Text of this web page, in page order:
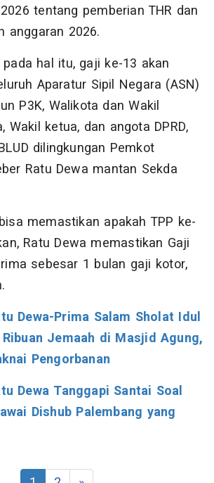
tentang pemberian THR dan
anggaran 2026.
hal itu, gaji ke-13 akan
Aparatur Sipil Negara (ASN)
P3K, Walikota dan Wakil
ketua, dan angota DPRD,
dilingkungan Pemkot
Ratu Dewa mantan Sekda
memastikan apakah TPP ke-
Ratu Dewa memastikan Gaji
sebesar 1 bulan gaji kotor,
Dewa-Prima Salam Sholat Idul
Jemaah di Masjid Agung,
Pengorbanan
Dewa Tanggapi Santai Soal
Dishub Palembang yang